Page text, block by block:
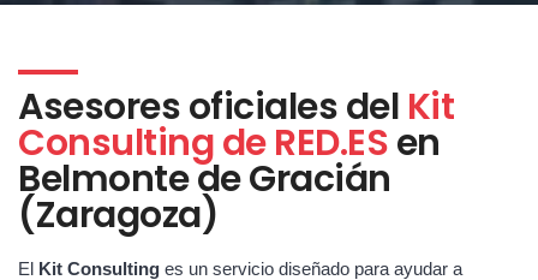
Asesores oficiales del Kit
Consulting de RED.ESen
Belmonte de Gracián
(Zaragoza)
El Kit Consulting es un servicio diseñado para ayudar a